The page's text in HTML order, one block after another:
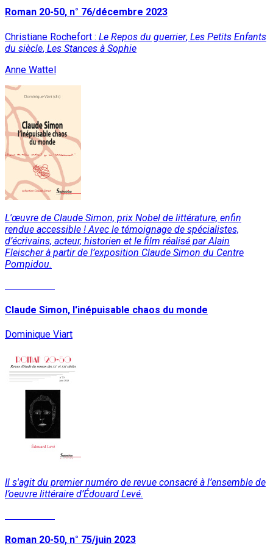
Roman 20-50, n° 76/décembre 2023
Christiane Rochefort : Le Repos du guerrier, Les Petits Enfants
du siècle, Les Stances à Sophie
Anne Wattel
L'œuvre de Claude Simon, prix Nobel de littérature, enfin
rendue accessible ! Avec le témoignage de spécialistes,
d’écrivains, acteur, historien et le film réalisé par Alain
Fleischer à partir de l’exposition Claude Simon du Centre
Pompidou.
Claude Simon, l'inépuisable chaos du monde
Dominique Viart
Il s'agit du premier numéro de revue consacré à l’ensemble de
l’oeuvre littéraire d’Édouard Levé.
Roman 20-50, n° 75/juin 2023